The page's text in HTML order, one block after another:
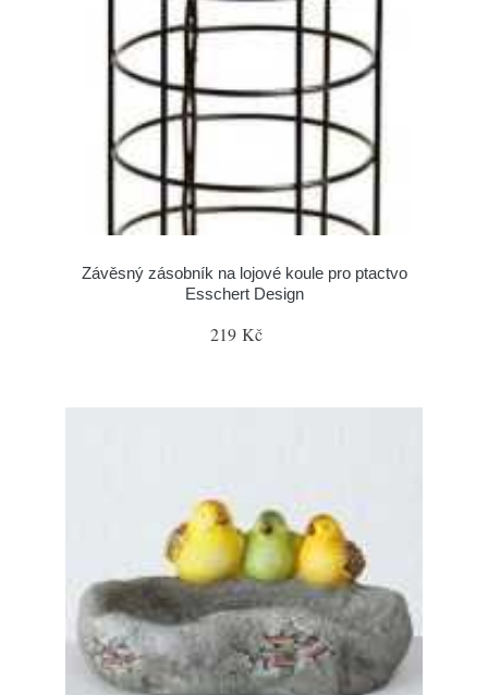
Závěsný zásobník na lojové koule pro ptactvo
Esschert Design
219 Kč